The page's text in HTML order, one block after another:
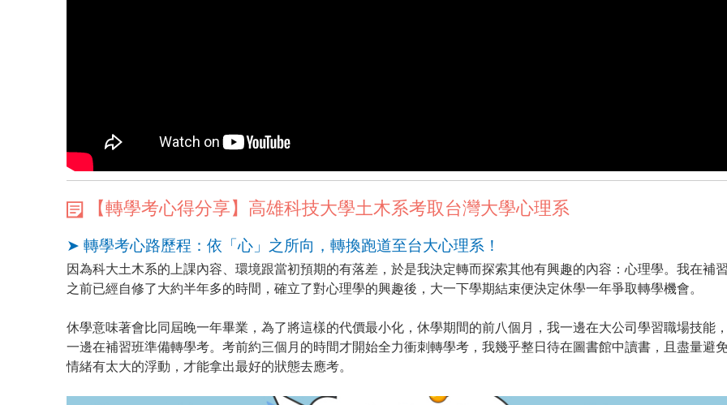
【轉學考心得分享】高雄科技大學土木系考取台灣大學心理系
➤ 轉學考心路歷程：依「心」之所向，轉換跑道至台大心理系！
因為科大土木系的上課內容、環境跟當初預期的有落差，於是我決定轉而探索其他有興趣的內容：心理學。我在補
之前已經自修了大約半年多的時間，確立了對心理學的興趣後，大一下學期結束便決定休學一年爭取轉學機會。
休學意味著會比同屆晚一年畢業，為了將這樣的代價最小化，休學期間的前八個月，我一邊在大公司學習職場技能
一邊在補習班準備轉學考。考前約三個月的時間才開始全力衝刺轉學考，我幾乎整日待在圖書館中讀書，且盡量避
情緒有太大的浮動，才能拿出最好的狀態去應考。